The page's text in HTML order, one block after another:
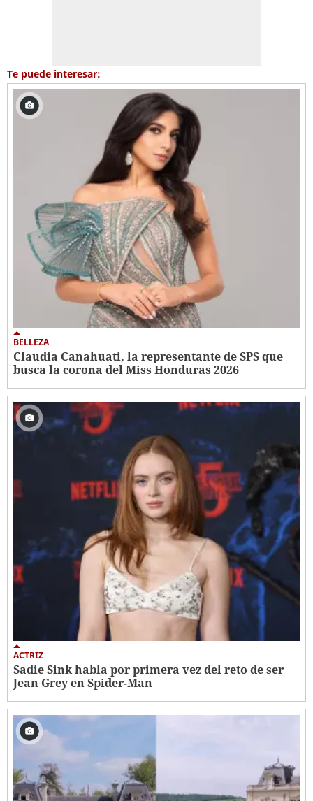
Te puede interesar:
BELLEZA
Claudia Canahuati, la representante de SPS que
busca la corona del Miss Honduras 2026
ACTRIZ
Sadie Sink habla por primera vez del reto de ser
Jean Grey en Spider-Man